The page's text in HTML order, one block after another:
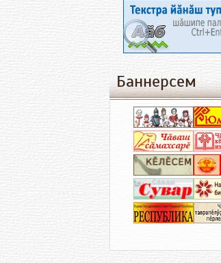
Баннерсем